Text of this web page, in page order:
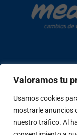
Valoramos tu
Usamos cookies
mostrarle anuncios
nuestro tráfico. Al
Web
W
h
a
F
a
c
I
n
s